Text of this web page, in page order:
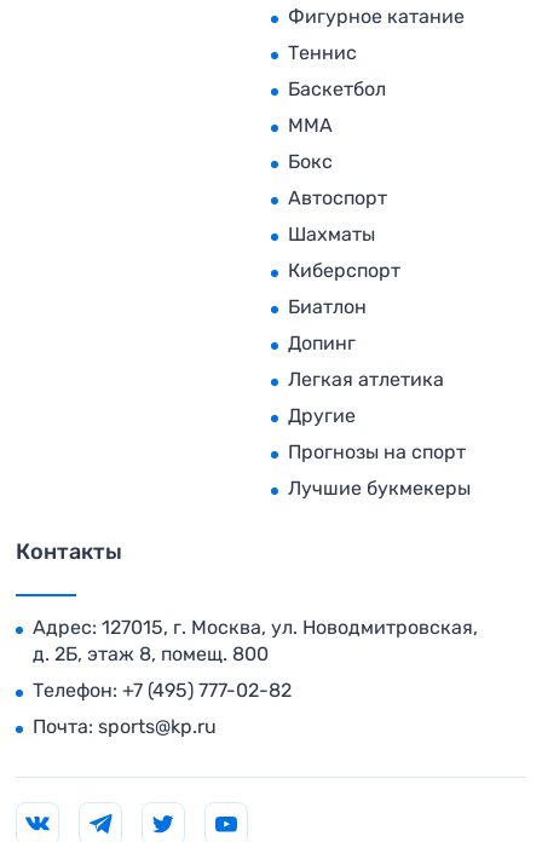
Фигурное катание
Теннис
Баскетбол
MMA
Бокс
Автоспорт
Шахматы
Киберспорт
Биатлон
Допинг
Легкая атлетика
Другие
Прогнозы на спорт
Лучшие букмекеры
Контакты
Адрес: 127015, г. Москва, ул. Новодмитровская,
д. 2Б, этаж 8, помещ. 800
Телефон: +7 (495) 777-02-82
Почта: sports@kp.ru